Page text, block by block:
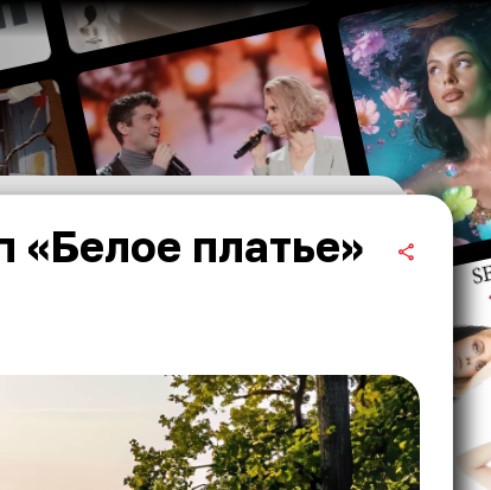
платье»